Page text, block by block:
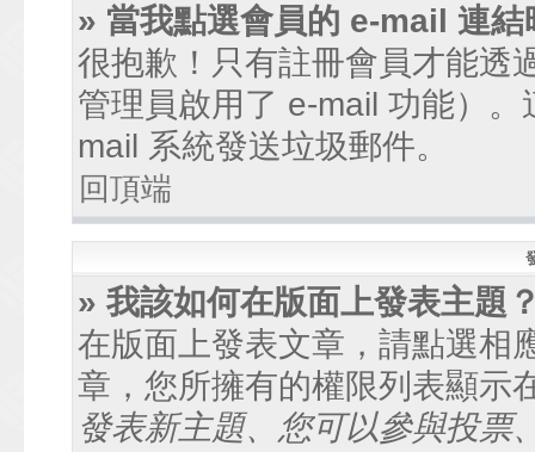
» 當我點選會員的 e-mail 連
很抱歉！只有註冊會員才能透
管理員啟用了 e-mail 功能）
mail 系統發送垃圾郵件。
回頂端
» 我該如何在版面上發表主題
在版面上發表文章，請點選相
章，您所擁有的權限列表顯示
發表新主題、您可以參與投票